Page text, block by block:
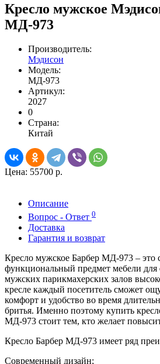
Кресло мужское
МД-973
Производитель:
Мэдисон
Модель:
МД-973
Артикул:
2027
0
Страна:
Китай
Цена: 55700 р.
Описание
Вопрос - Ответ 0
Доставка
Гарантия и возврат
Кресло мужское Барбер МД-973 – это
функциональный предмет мебели для
мужских парикмахерских залов
кресле каждый посетитель сможет
комфорт и удобство во время
бритья. Именно поэтому купить
МД-973 стоит тем, кто желает
Кресло Барбер МД-973 имеет ряд
Современный дизайн;